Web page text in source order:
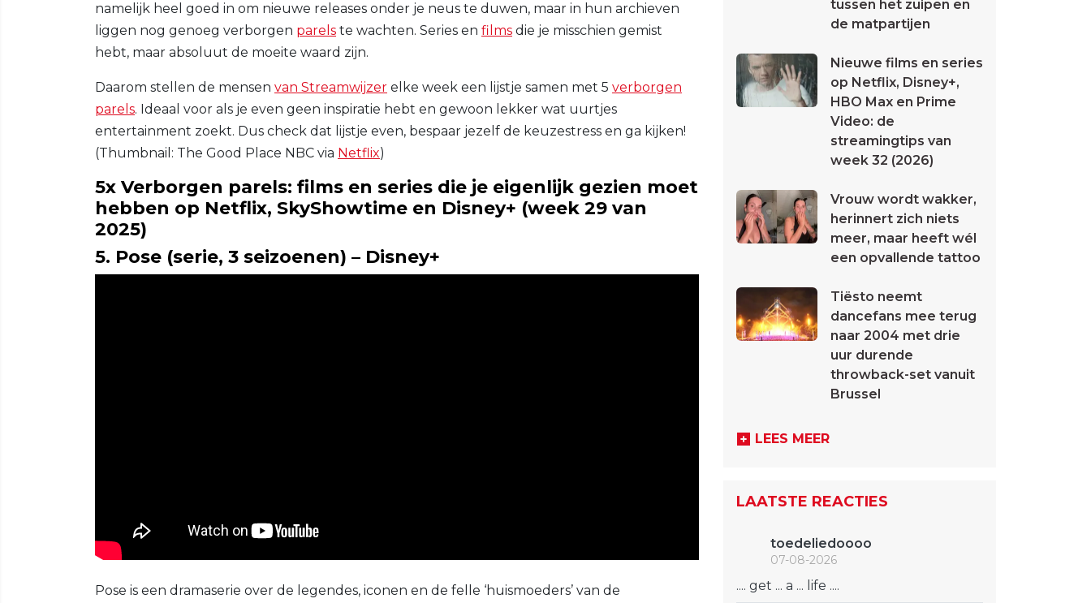
namelijk heel goed in om nieuwe releases onder je neus te duwen, maar in hun archieven
liggen nog genoeg verborgen parels te wachten. Series en films die je misschien gemist
hebt, maar absoluut de moeite waard zijn.
Daarom stellen de mensen van Streamwijzer elke week een lijstje samen met 5 verborgen
parels. Ideaal voor als je even geen inspiratie hebt en gewoon lekker wat uurtjes
entertainment zoekt. Dus check dat lijstje even, bespaar jezelf de keuzestress en ga kijken!
(Thumbnail: The Good Place NBC via Netflix)
5x Verborgen parels: films en series die je eigenlijk gezien moet
hebben op Netflix, SkyShowtime en Disney+ (week 29 van
2025)
5. Pose (serie, 3 seizoenen) – Disney+
Pose is een dramaserie over de legendes, iconen en de felle ‘huismoeders’ van de
tussen het zuipen en
de matpartijen
Nieuwe films en series
op Netflix, Disney+,
HBO Max en Prime
Video: de
streamingtips van
week 32 (2026)
Vrouw wordt wakker,
herinnert zich niets
meer, maar heeft wél
een opvallende tattoo
Tiësto neemt
dancefans mee terug
naar 2004 met drie
uur durende
throwback-set vanuit
Brussel
LEES MEER
LAATSTE REACTIES
toedeliedoooo
07-08-2026
.... get ... a ... life ....